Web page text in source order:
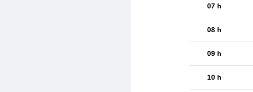
07 h
08 h
09 h
10 h